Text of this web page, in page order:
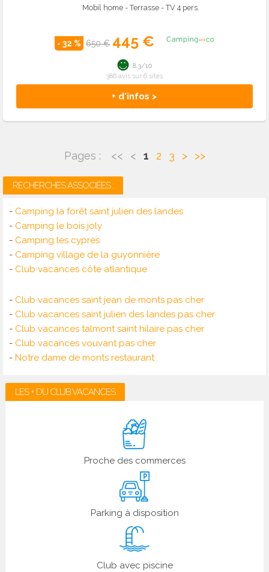
Mobil home - Terrasse - TV 4 pers.
- 32 % 650 € 445 €
+ d'infos >
8.3/10
386 avis sur 6 sites
Pages : << < 1 2 3 > >>
RECHERCHES ASSOCIÉES :
- Camping la forêt saint julien des landes
- Camping le bois joly
- Camping les cyprès
- Camping village de la guyonnière
- Club vacances côte atlantique
- Club vacances saint jean de monts pas cher
- Club vacances saint julien des landes pas cher
- Club vacances talmont saint hilaire pas cher
- Club vacances vouvant pas cher
- Notre dame de monts restaurant
LES + DU CLUB VACANCES
Proche des commerces
Parking à disposition
Club avec piscine